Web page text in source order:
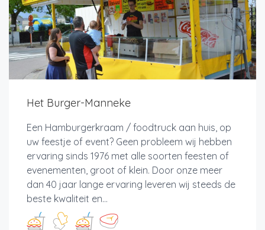
Het Burger-Manneke
Een Hamburgerkraam / foodtruck aan huis, op
uw feestje of event? Geen probleem wij hebben
ervaring sinds 1976 met alle soorten feesten of
evenementen, groot of klein. Door onze meer
dan 40 jaar lange ervaring leveren wij steeds de
beste kwaliteit en...